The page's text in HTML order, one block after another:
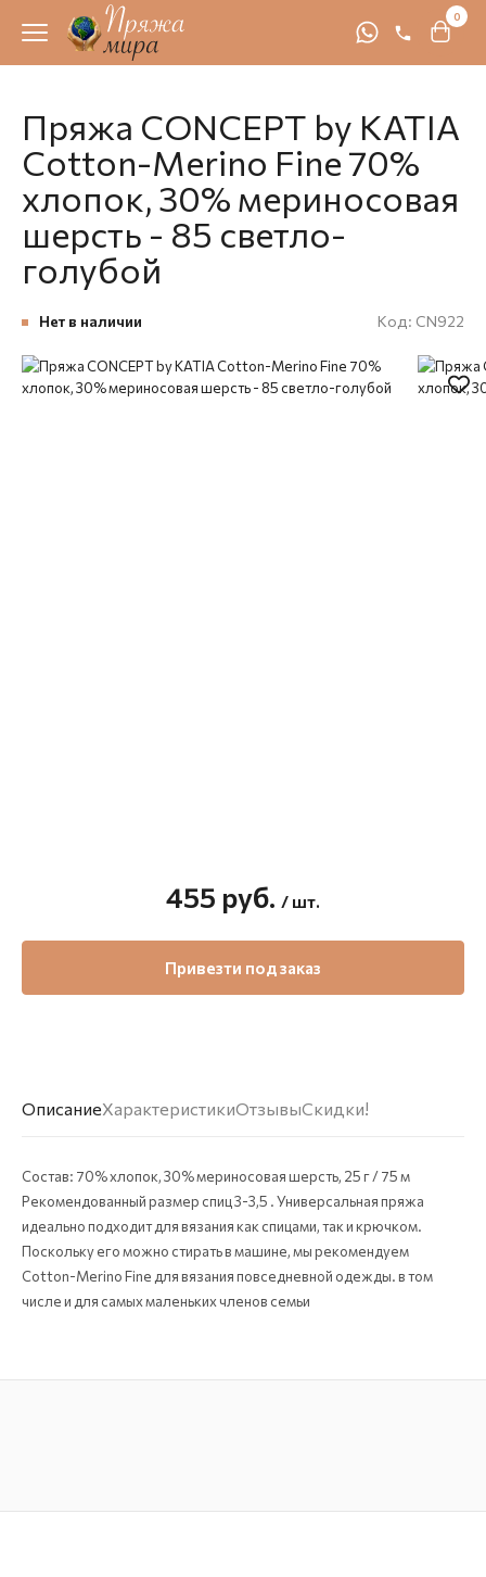
0
ОписаниеХарактеристикиОтзывыСкидки!
Состав: 70% хлопок, 30% мериносовая шерсть, 25 г / 75 м
Рекомендованный размер спиц 3-3,5 . Универсальная пряжа
идеально подходит для вязания как спицами, так и крючком.
Поскольку его можно стирать в машине, мы рекомендуем
Cotton-Merino Fine для вязания повседневной одежды. в том
числе и для самых маленьких членов семьи
Пряжа CONCEPT by KATIA
Cotton-Merino Fine 70%
хлопок, 30% мериносовая
шерсть - 85 светло-
голубой
Нет в наличии Код: CN922
455 руб. / шт.
Привезти под заказ